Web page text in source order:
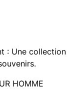
: Une collection
HOMME